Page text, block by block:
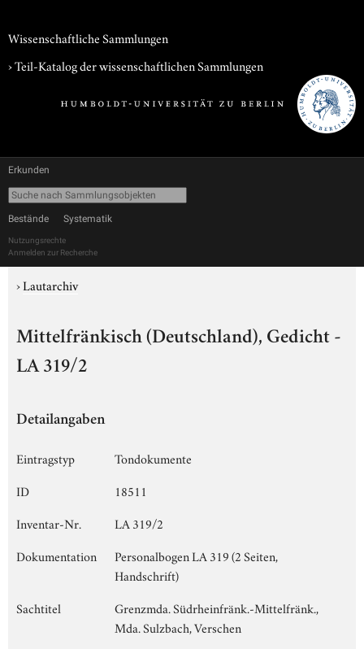
Wissenschaftliche Sammlungen
› Teil-Katalog der wissenschaftlichen Sammlungen
Erkunden
Bestände Systematik
Nutzungsrechte
Anmelden zur Recherche
›Lautarchiv
Mittelfränkisch (Deutschland), Gedicht -
LA 319/2
Detailangaben
Eintragstyp
Tondokumente
ID
18511
Inventar-Nr.
LA 319/2
Dokumentation
Personalbogen LA 319 (2 Seiten,
Handschrift)
Sachtitel
Grenzmda. Südrheinfränk.-Mittelfränk.,
Mda. Sulzbach, Verschen